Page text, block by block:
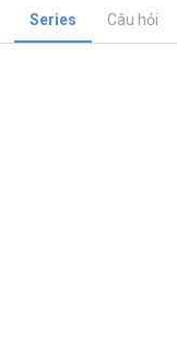
Series Câu hỏi